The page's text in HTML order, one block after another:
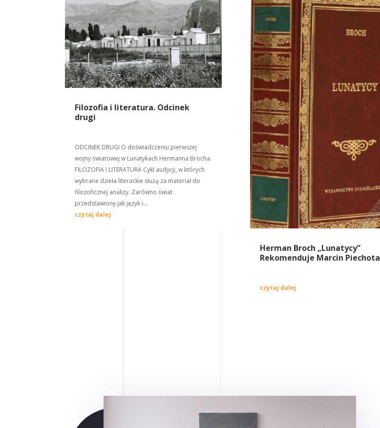
Filozofia i literatura. Odcinek
drugi
ODCINEK DRUGI O doświadczeniu pierwszej
wojny światowej w Lunatykach Hermanna Brocha.
FILOZOFIA I LITERATURA Cykl audycji, w których
wybrane dzieła literackie służą za materiał do
filozoficznej analizy. Zarówno świat
przedstawiony jak język i...
czytaj dalej
Herman Broch „Lunatycy”
Rekomenduje Marcin Piechota
czytaj dalej